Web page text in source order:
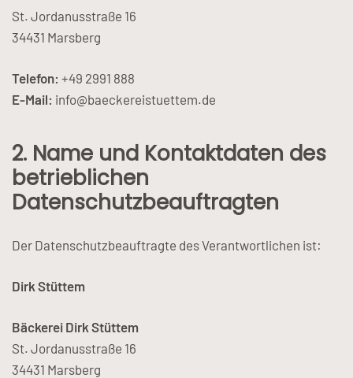
St. Jordanusstraße 16
34431 Marsberg
Telefon: +49 2991 888
E-Mail: info@baeckereistuettem.de
2. Name und Kontaktdaten des
betrieblichen
Datenschutzbeauftragten
Der Datenschutzbeauftragte des Verantwortlichen ist:
Dirk Stüttem
Bäckerei Dirk Stüttem
St. Jordanusstraße 16
34431 Marsberg